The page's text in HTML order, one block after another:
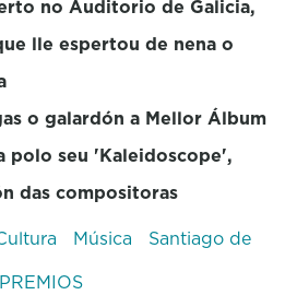
no Auditorio de Galicia,
lle espertou de nena o
o galardón a Mellor Álbum
polo seu 'Kaleidoscope',
das compositoras
Música
Santiago de
PREMIOS